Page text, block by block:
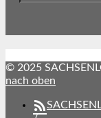
© 2025
nach oben